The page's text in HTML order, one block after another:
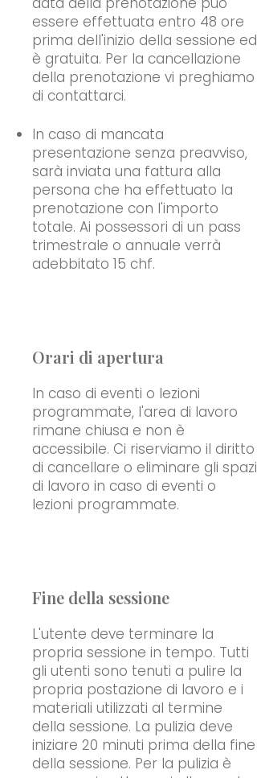
essere effettuata entro 48 ore
prima dell'inizio della sessione ed
è gratuita. Per la cancellazione
della prenotazione vi preghiamo
di contattarci.
In caso di mancata
presentazione senza preavviso,
sarà inviata una fattura alla
persona che ha effettuato la
prenotazione con l'importo
totale. Ai possessori di un pass
trimestrale o annuale verrà
adebbitato 15 chf.
Orari di apertura
In caso di eventi o lezioni
programmate, l'area di lavoro
rimane chiusa e non è
accessibile. Ci riserviamo il diritto
di cancellare o eliminare gli spazi
di lavoro in caso di eventi o
lezioni programmate.
Fine della sessione
L'utente deve terminare la
propria sessione in tempo. Tutti
gli utenti sono tenuti a pulire la
propria postazione di lavoro e i
materiali utilizzati al termine
della sessione. La pulizia deve
iniziare 20 minuti prima della fine
della sessione. Per la pulizia è